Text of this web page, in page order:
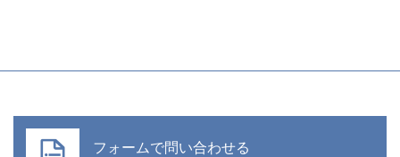
フォームで問い合わせる